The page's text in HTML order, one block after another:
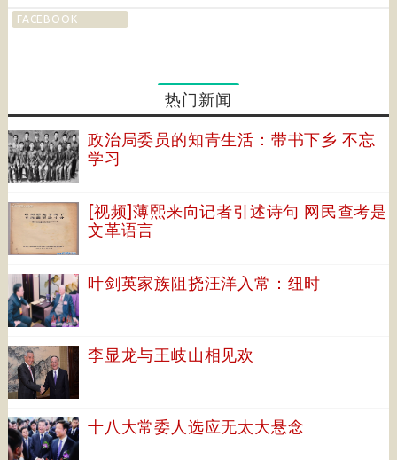
FACEBOOK
热门新闻
政治局委员的知青生活：带书下乡 不忘
学习
[视频]薄熙来向记者引述诗句 网民查考是
文革语言
叶剑英家族阻挠汪洋入常：纽时
李显龙与王岐山相见欢
十八大常委人选应无太大悬念